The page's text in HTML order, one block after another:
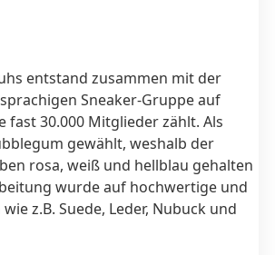
entstand zusammen mit der
Sneaker-Gruppe auf
fast 30.000 Mitglieder zählt. Als
gewählt, weshalb der
rosa, weiß und hellblau gehalten
wurde auf hochwertige und
z.B. Suede, Leder, Nubuck und